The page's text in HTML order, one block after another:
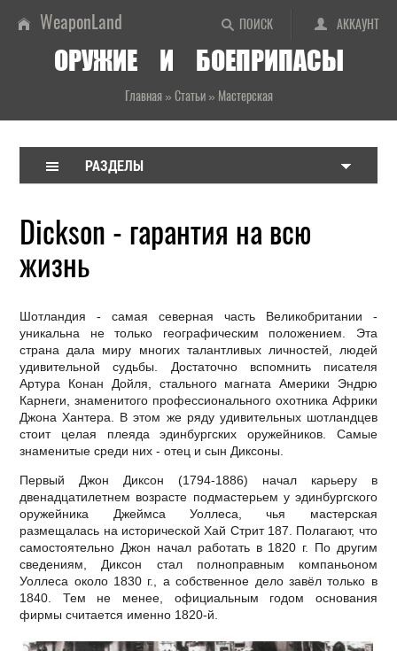
ПОИСК АККАУНТ
WeaponLand
ОРУЖИЕ И БОЕПРИПАСЫ
Главная» Статьи» Мастерская
РАЗДЕЛЫ
Dickson - гарантия на всю
жизнь
Шотландия - самая северная часть Великобритании -
уникальна не только географическим положением. Эта
страна дала миру многих талантливых личностей, людей
удивительной судьбы. Достаточно вспомнить писателя
Артура Конан Дойля, стального магната Америки Эндрю
Карнеги, знаменитого профессионального охотника Африки
Джона Хантера. В этом же ряду удивительных шотландцев
стоит целая плеяда эдинбургских оружейников. Самые
знаменитые среди них - отец и сын Диксоны.
Первый Джон Диксон (1794-1886) начал карьеру в
двенадцатилетнем возрасте подмастерьем у эдинбургского
оружейника Джеймса Уоллеса, чья мастерская
размещалась на исторической Хай Стрит 187. Полагают, что
самостоятельно Джон начал работать в 1820 г. По другим
сведениям, Диксон стал полноправным компаньоном
Уоллеса около 1830 г., а собственное дело завёл только в
1840. Тем не менее, официальным годом основания
фирмы считается именно 1820-й.